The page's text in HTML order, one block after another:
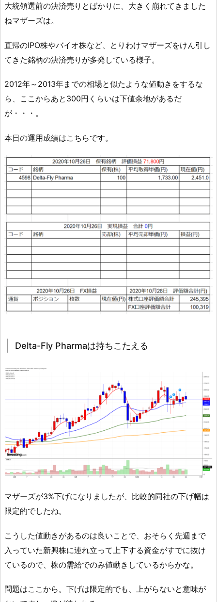
大統領選前の決済売りとばかりに、大きく崩れてきました
ねマザーズは。
直帰のIPO株やバイオ株など、とりわけマザーズをけん引し
てきた銘柄の決済売りが多発している様子。
2012年～2013年までの相場と似たような値動きをするな
ら、ここからあと300円くらいは下値余地があるだ
が・・・。
本日の運用成績はこちらです。
Delta-Fly Pharmaは持ちこたえる
マザーズが3%下げになりましたが、比較的同社の下げ幅は
限定的でしたね。
こうした値動きがあるのは良いことで、おそらく先週まで
入っていた新興株に連れ立って上下する資金がすでに抜け
ているので、株の需給でのみ値動きしているからかな。
問題はここから。下げは限定的でも、上がらないと意味が